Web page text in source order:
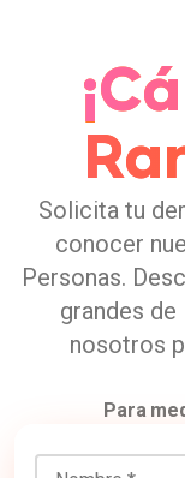
Solicita tu
conocer
Personas.
grandes
nosotros
Para
Nombre